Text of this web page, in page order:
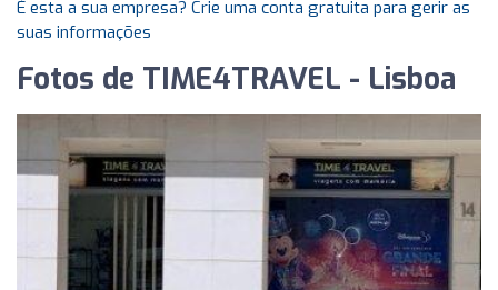
É esta a sua empresa? Crie uma conta gratuita para gerir as
suas informações
Fotos de TIME4TRAVEL - Lisboa